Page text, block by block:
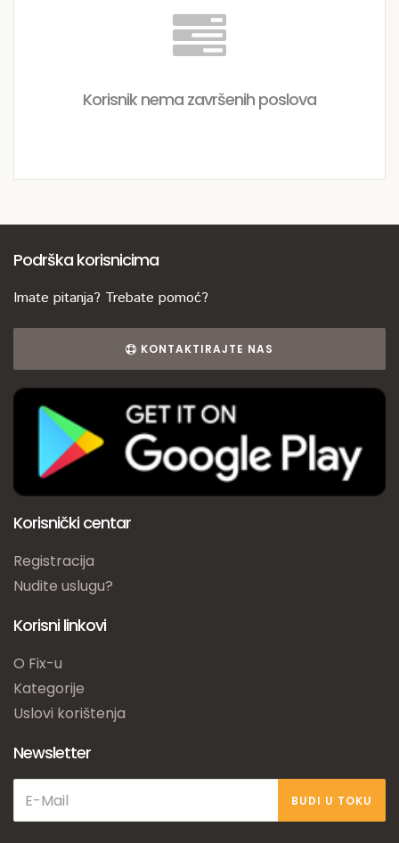
Korisnik nema završenih poslova
Podrška korisnicima
Imate pitanja? Trebate pomoć?
KONTAKTIRAJTE NAS
Korisnički centar
Registracija
Nudite uslugu?
Korisni linkovi
O Fix-u
Kategorije
Uslovi korištenja
Newsletter
BUDI U TOKU